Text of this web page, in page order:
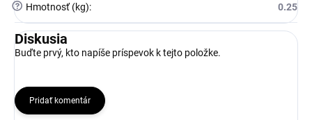
? Hmotnosť (kg): 0.25
Diskusia
Buďte prvý, kto napíše príspevok k tejto položke.
Pridať komentár